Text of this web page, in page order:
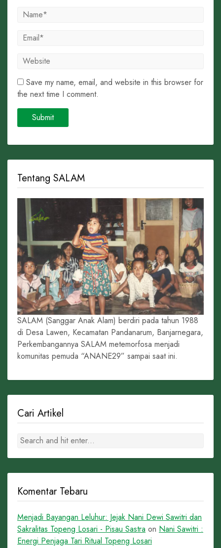
Save my name, email, and website in this browser for
the next time I comment.
Tentang SALAM
SALAM (Sanggar Anak Alam) berdiri pada tahun 1988
di Desa Lawen, Kecamatan Pandanarum, Banjarnegara,
Perkembangannya SALAM metemorfosa menjadi
komunitas pemuda “ANANE29” sampai saat ini.
Cari Artikel
Komentar Tebaru
Menjadi Bayangan Leluhur: Jejak Nani Dewi Sawitri dan
Sakralitas Topeng Losari - Pisau Sastra on Nani Sawitri :
Energi Penjaga Tari Ritual Topeng Losari